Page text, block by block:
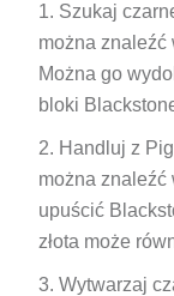
Szukaj
można znaleźć
Można go
bloki
Handluj z
można znaleźć
upuścić
złota może
Wytwarzaj